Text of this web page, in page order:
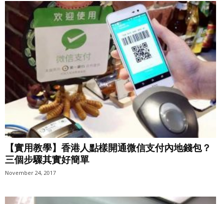
【實用教學】香港人點樣開通微信支付內地錢包？
三個步驟其實好簡單
November 24, 2017